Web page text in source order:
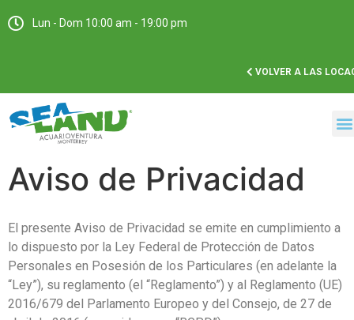
Lun - Dom 10:00 am - 19:00 pm
VOLVER A LAS
Aviso de Privacidad
El presente Aviso de Privacidad se emite en cumplimiento a
lo dispuesto por la Ley Federal de Protección de Datos
Personales en Posesión de los Particulares (en adelante la
“Ley”), su reglamento (el “Reglamento”) y al Reglamento (UE)
2016/679 del Parlamento Europeo y del Consejo, de 27 de